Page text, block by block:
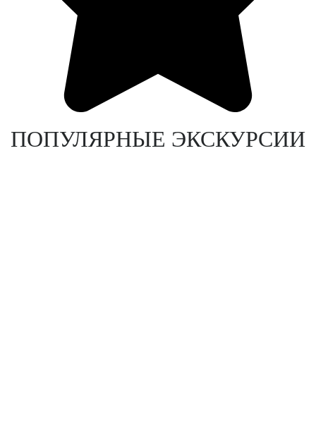
ПОПУЛЯРНЫЕ ЭКСКУРСИИ